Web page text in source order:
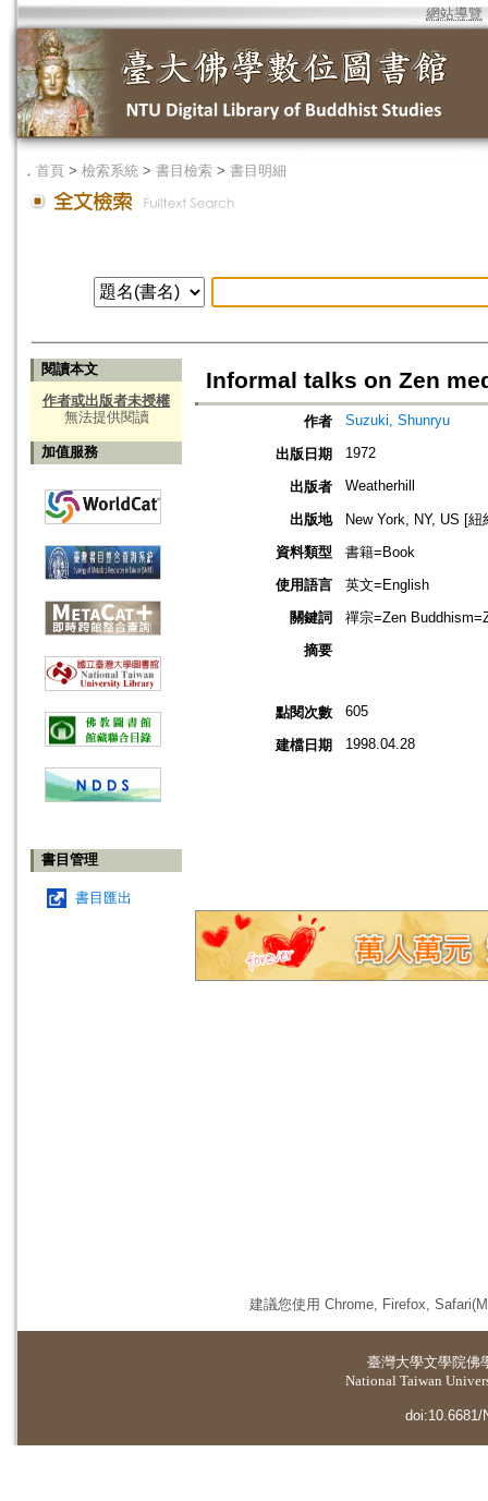
網站導覽
． 首頁 > 檢索系統 > 書目檢索 > 書目明細
閱讀本文
作者或出版者未授權
無法提供閱讀
加值服務
書目管理
書目匯出
Informal talks on Zen
作者 Suzuki, Shunryu
出版日期 1972
出版者 Weatherhill
出版地
New York, NY, US [
資料類型
書籍=Book
使用語言
英文=English
關鍵詞
禪宗=Zen
摘要
點閱次數 605
建檔日期 1998.04.28
建議您使用 Chrome, Firefox,
臺灣大學文學院佛
National Taiwan
doi:10.6681/